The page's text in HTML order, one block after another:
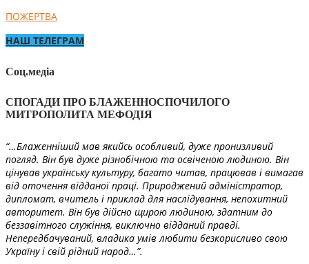
ПОЖЕРТВА
НАШ ТЕЛЕГРАМ
Соц.медіа
СПОГАДИ ПРО БЛАЖЕННОСПОЧИЛОГО
МИТРОПОЛИТА МЕФОДІЯ
“…Блаженніший мав якийсь особливий, дуже пронизливий
погляд. Він був дуже різнобічною та освіченою людиною. Він
цінував українську культуру, багато читав, працював і вимагав
від оточення відданої праці. Природжений адміністратор,
дипломат, вчитель і приклад для наслідування, непохитний
авторитет. Він був дійсно щирою людиною, здатним до
беззавітного служіння, виключно відданий правді.
Непередбачуваний, владика умів любити безкорисливо свою
Україну і свій рідний народ…”.